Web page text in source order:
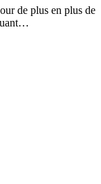
de plus en plus de